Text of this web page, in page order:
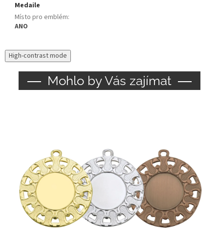
Medaile
Místo pro emblém:
ANO
High-contrast mode
Mohlo by Vás zajímat